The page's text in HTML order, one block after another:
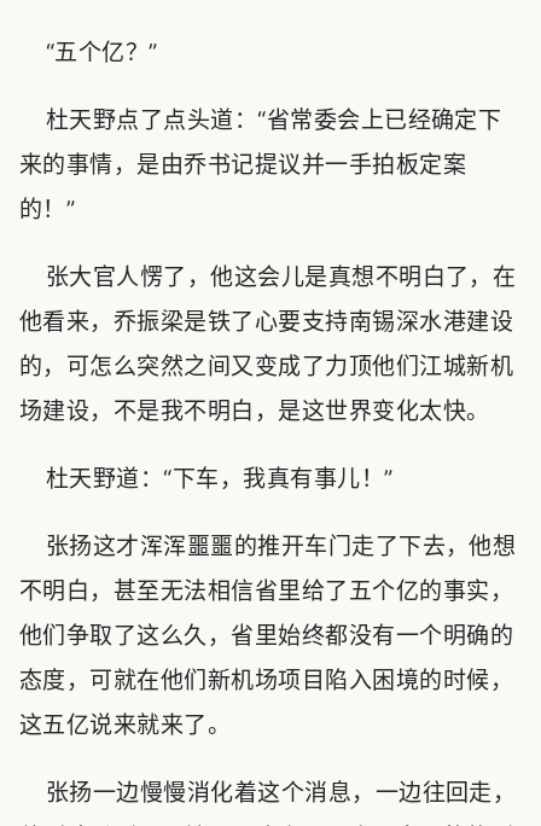
“五个亿？”
杜天野点了点头道：“省常委会上已经确定下
来的事情，是由乔书记提议并一手拍板定案
的！”
张大官人愣了，他这会儿是真想不明白了，在
他看来，乔振梁是铁了心要支持南锡深水港建设
的，可怎么突然之间又变成了力顶他们江城新机
场建设，不是我不明白，是这世界变化太快。
杜天野道：“下车，我真有事儿！”
张扬这才浑浑噩噩的推开车门走了下去，他想
不明白，甚至无法相信省里给了五个亿的事实，
他们争取了这么久，省里始终都没有一个明确的
态度，可就在他们新机场项目陷入困境的时候，
这五亿说来就来了。
张扬一边慢慢消化着这个消息，一边往回走，